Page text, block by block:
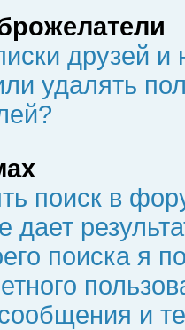
друзей
удалять
поиск в
дает
поиска я
и